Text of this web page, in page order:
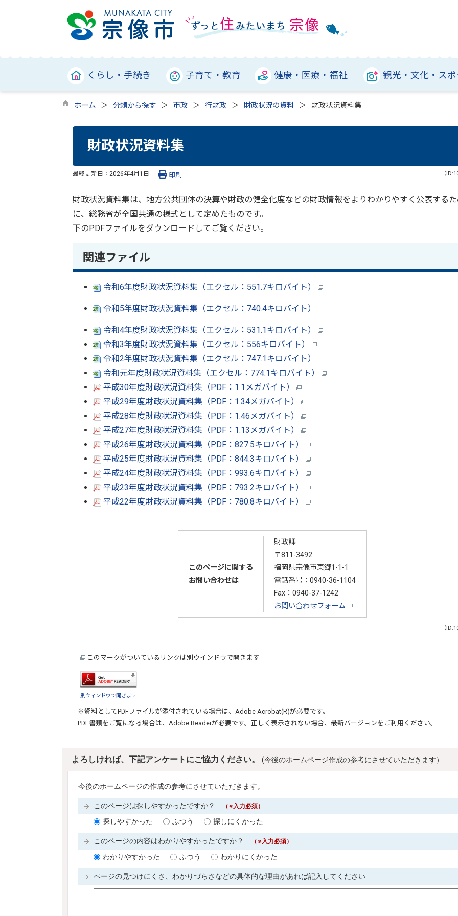
くらし・手続き 子育て・教育 健康・医療・福祉 観光・文化・ス
ホーム 分類から探す 市政 行財政 財政状況の資料 財政状況資料集
財政状況資料集
最終更新日： 2026年4月1日 （
印刷
財政状況資料集は、地方公共団体の決算や財政の健全化度などの財政情報をよりわかりやすく公表する
に、総務省が全国共通の様式として定めたものです。
下のPDFファイルをダウンロードしてご覧ください。
関連ファイル
令和6年度財政状況資料集（エクセル：551.7キロバイト）
令和5年度財政状況資料集（エクセル：740.4キロバイト）
令和4年度財政状況資料集（エクセル：531.1キロバイト）
令和3年度財政状況資料集（エクセル：556キロバイト）
令和2年度財政状況資料集（エクセル：747.1キロバイト）
令和元年度財政状況資料集（エクセル：774.1キロバイト）
平成30年度財政状況資料集（PDF：1.1メガバイト）
平成29年度財政状況資料集（PDF：1.34メガバイト）
平成28年度財政状況資料集（PDF：1.46メガバイト）
平成27年度財政状況資料集（PDF：1.13メガバイト）
平成26年度財政状況資料集（PDF：827.5キロバイト）
平成25年度財政状況資料集（PDF：844.3キロバイト）
平成24年度財政状況資料集（PDF：993.6キロバイト）
平成23年度財政状況資料集（PDF：793.2キロバイト）
平成22年度財政状況資料集（PDF：780.8キロバイト）
このページに関する
お問い合わせは
財政課
〒811-3492
福岡県宗像市東郷1-1-1
電話番号： 0940-36-1104
Fax：0940-37-1242
お問い合わせフォーム
（
このマークがついているリンクは別ウインドウで開きます
別ウィンドウで開きます
※資料としてPDFファイルが添付されている場合は、 Adobe Acrobat(R)が必要です。
PDF書類をご覧になる場合は、 Adobe Readerが必要です。正しく表示されない場合、最新バージョンをご利用ください。